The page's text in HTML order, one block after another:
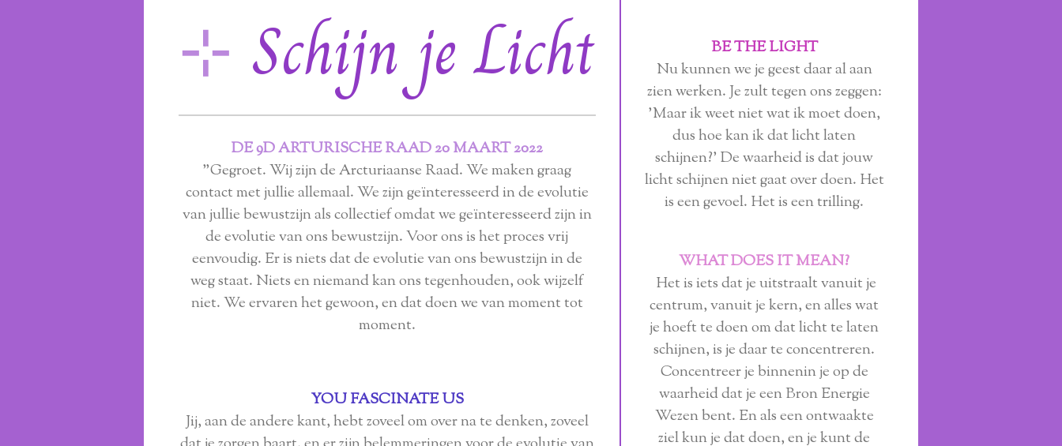
⊹ Schijn je Licht
DE 9D ARTURISCHE RAAD 20 MAART 2022
"Gegroet. Wij zijn de Arcturiaanse Raad. We maken graag
contact met jullie allemaal. We zijn geïnteresseerd in de evolutie
van jullie bewustzijn als collectief omdat we geïnteresseerd zijn in
de evolutie van ons bewustzijn. Voor ons is het proces vrij
eenvoudig. Er is niets dat de evolutie van ons bewustzijn in de
weg staat. Niets en niemand kan ons tegenhouden, ook wijzelf
niet. We ervaren het gewoon, en dat doen we van moment tot
moment.
YOU FASCINATE US
Jij, aan de andere kant, hebt zoveel om over na te denken, zoveel
BE THE LIGHT
Nu kunnen we je geest daar al aan
zien werken. Je zult tegen ons zeggen:
'Maar ik weet niet wat ik moet doen,
dus hoe kan ik dat licht laten
schijnen?' De waarheid is dat jouw
licht schijnen niet gaat over doen. Het
is een gevoel. Het is een trilling.
WHAT DOES IT MEAN?
Het is iets dat je uitstraalt vanuit je
centrum, vanuit je kern, en alles wat
je hoeft te doen om dat licht te laten
schijnen, is je daar te concentreren.
Concentreer je binnenin je op de
waarheid dat je een Bron Energie
Wezen bent. En als een ontwaakte
ziel kun je dat doen, en je kunt de